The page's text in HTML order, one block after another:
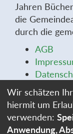
Jahren
die
durch die
AGB
Cookie-
Wir schätzen
hiermit um
verwenden:
Anwendung,